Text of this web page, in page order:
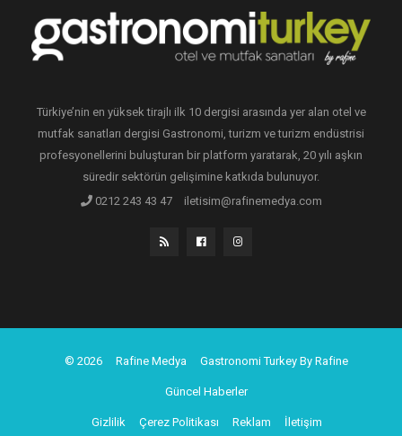
Türkiye’nin en yüksek tirajlı ilk 10 dergisi arasında yer alan otel ve
mutfak sanatları dergisi Gastronomi, turizm ve turizm endüstrisi
profesyonellerini buluşturan bir platform yaratarak, 20 yılı aşkın
süredir sektörün gelişimine katkıda bulunuyor.
0212 243 43 47
iletisim@rafinemedya.com
© 2026 Rafine Medya Gastronomi Turkey By Rafine
Güncel Haberler
Gizlilik Çerez Politikası Reklam İletişim